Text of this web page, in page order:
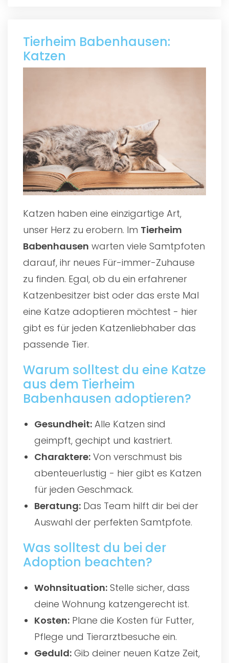
Tierheim Babenhausen:
Katzen
Katzen haben eine einzigartige Art,
unser Herz zu erobern. Im Tierheim
Babenhausen warten viele Samtpfoten
darauf, ihr neues Für-immer-Zuhause
zu finden. Egal, ob du ein erfahrener
Katzenbesitzer bist oder das erste Mal
eine Katze adoptieren möchtest - hier
gibt es für jeden Katzenliebhaber das
passende Tier.
Warum solltest du eine Katze
aus dem Tierheim
Babenhausen adoptieren?
Gesundheit: Alle Katzen sind
geimpft, gechipt und kastriert.
Charaktere: Von verschmust bis
abenteuerlustig - hier gibt es Katzen
für jeden Geschmack.
Beratung: Das Team hilft dir bei der
Auswahl der perfekten Samtpfote.
Was solltest du bei der
Adoption beachten?
Wohnsituation: Stelle sicher, dass
deine Wohnung katzengerecht ist.
Kosten: Plane die Kosten für Futter,
Pflege und Tierarztbesuche ein.
Geduld: Gib deiner neuen Katze Zeit,